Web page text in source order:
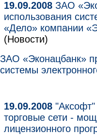
19.09.2008 ЗАО
использования
«Дело» компании
(Новости)
ЗАО «Эконацбанк»
системы
19.09.2008
торговые сети -
лицензионного